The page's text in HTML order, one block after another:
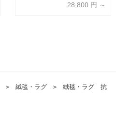
28,800 円 ～
＞ 絨毯・ラグ ＞
絨毯・ラグ 抗